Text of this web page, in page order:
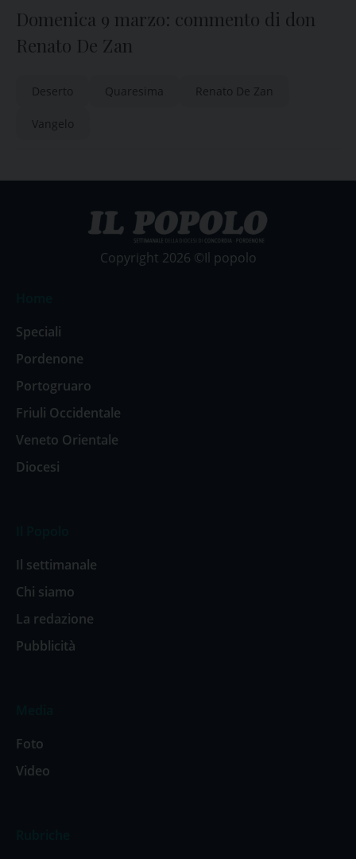
Domenica 9 marzo: commento di don
Renato De Zan
Deserto Quaresima Renato De Zan
Vangelo
Copyright 2026 ©Il popolo
Speciali
Pordenone
Portogruaro
Friuli Occidentale
Veneto Orientale
Diocesi
Il settimanale
Chi siamo
La redazione
Pubblicità
Foto
Video